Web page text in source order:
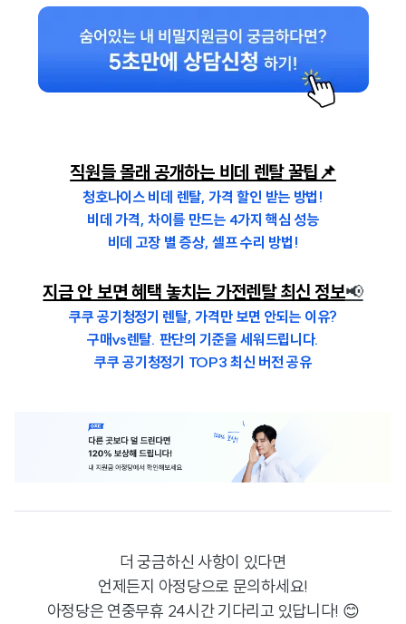
직원들 몰래 공개하는 비데 렌탈 꿀팁📌
청호나이스 비데 렌탈, 가격 할인 받는 방법!
비데 가격, 차이를 만드는 4가지 핵심 성능
비데 고장 별 증상, 셀프 수리 방법!
지금 안 보면 혜택 놓치는 가전렌탈 최신 정보📢
쿠쿠 공기청정기 렌탈, 가격만 보면 안되는 이유?
구매vs렌탈. 판단의 기준을 세워드립니다.
쿠쿠 공기청정기 TOP3 최신 버전 공유
더 궁금하신 사항이 있다면
언제든지 아정당으로 문의하세요!
아정당은 연중무휴 24시간 기다리고 있답니다! 😊